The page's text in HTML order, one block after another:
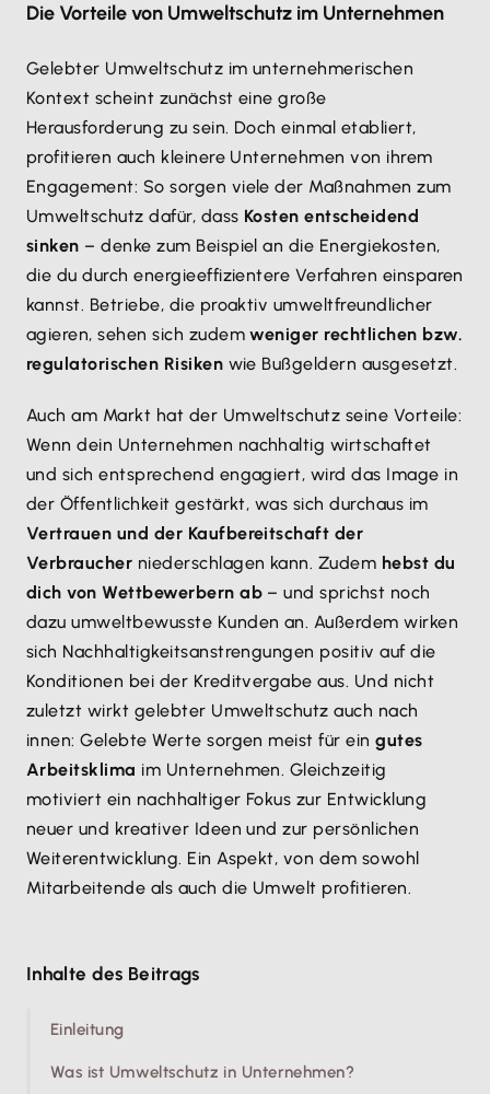
Die Vorteile von Umweltschutz im Unternehmen
Gelebter Umweltschutz im unternehmerischen
Kontext scheint zunächst eine große
Herausforderung zu sein. Doch einmal etabliert,
profitieren auch kleinere Unternehmen von ihrem
Engagement: So sorgen viele der Maßnahmen zum
Umweltschutz dafür, dass Kosten entscheidend
sinken – denke zum Beispiel an die Energiekosten,
die du durch energieeffizientere Verfahren einsparen
kannst. Betriebe, die proaktiv umweltfreundlicher
agieren, sehen sich zudemweniger rechtlichen bzw.
regulatorischen Risiken wie Bußgeldern ausgesetzt.
Auch am Markt hat der Umweltschutz seine Vorteile:
Wenn dein Unternehmen nachhaltig wirtschaftet
und sich entsprechend engagiert, wird das Image in
der Öffentlichkeit gestärkt, was sich durchaus im
Vertrauen und der Kaufbereitschaft der
Verbraucher niederschlagen kann. Zudem hebst du
dich von Wettbewerbern ab – und sprichst noch
dazu umweltbewusste Kunden an. Außerdem wirken
sich Nachhaltigkeitsanstrengungen positiv auf die
Konditionen bei der Kreditvergabe aus. Und nicht
zuletzt wirkt gelebter Umweltschutz auch nach
innen: Gelebte Werte sorgen meist für eingutes
Arbeitsklima im Unternehmen. Gleichzeitig
motiviert ein nachhaltiger Fokus zur Entwicklung
neuer und kreativer Ideen und zur persönlichen
Weiterentwicklung. Ein Aspekt, von dem sowohl
Mitarbeitende als auch die Umwelt profitieren.
Inhalte des Beitrags
Einleitung
Was ist Umweltschutz in Unternehmen?